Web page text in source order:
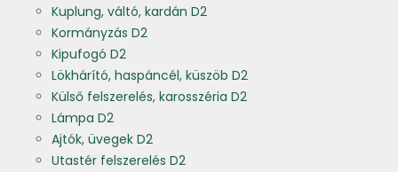
Kuplung, váltó, kardán D2
Kormányzás D2
Kipufogó D2
Lökhárító, haspáncél, küszöb D2
Külső felszerelés, karosszéria D2
Lámpa D2
Ajtók, üvegek D2
Utastér felszerelés D2